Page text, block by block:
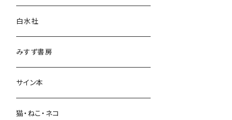
言語・ことば
白水社
みすず書房
サイン本
猫・ねこ・ネコ